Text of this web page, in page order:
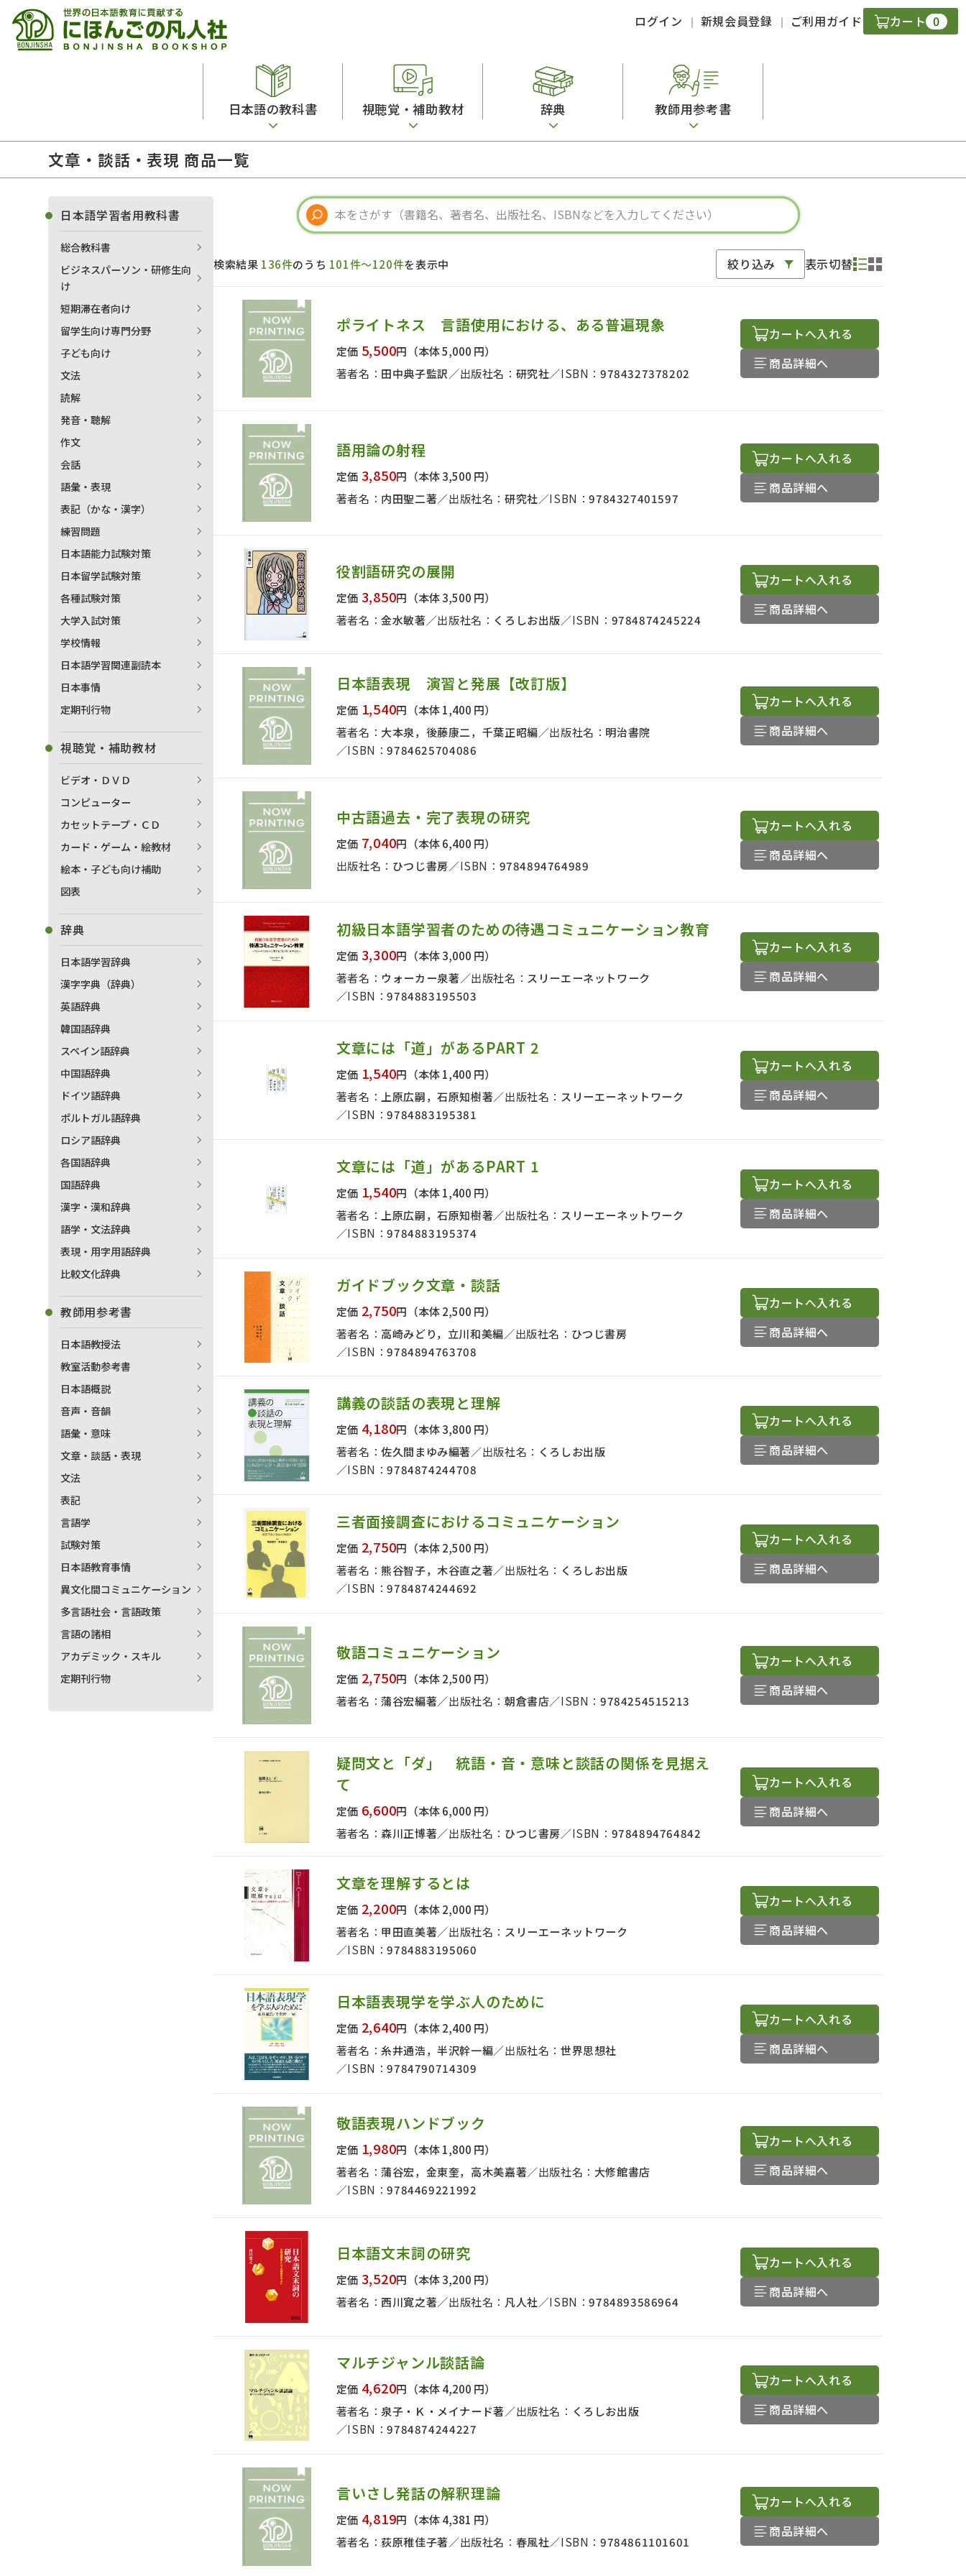
ログイン 新規会員登録 ご利用ガイド カート 0
日本語の教科書
総合教科書
留学生向け専門分野
子ども向け
文法
読解
発音・聴解
作文
練習問題
各種試験対策
日本語学習関連副読本
日本事情 定期刊行物
視聴覚・補助教材
ビデオ・ＤＶＤ
カード・ゲーム・絵教材
絵本・子ども向け補助 図表
辞典
日本語学習辞典
韓国語辞典
スペイン語辞典
中国語辞典
ドイツ語辞典
ポルトガル語辞典
ロシア語辞典
各国語辞典
語学・文法辞典
教師用参考書
日本語教授法
音声・音韻
語彙・意味
文章・談話・表現
文法
表記
言語学
試験対策
多言語社会・言語政策
定期刊行物
文章・談話・表現 商品一覧
検索結果 136件のうち 101件～120件を表示中 絞り込み 表示切替
出版社名で絞り込む
絞り込む
ポライトネス 言語使用における、ある普遍現象
定価 5,500円 （本体 5,000 円）
著者名： 田中典子監訳 出版社名： 研究社 ISBN： 9784327378202
カートへ入れる
商品詳細へ
語用論の射程
定価 3,850円 （本体 3,500 円）
著者名： 内田聖二著 出版社名： 研究社 ISBN：9784327401597
カートへ入れる
商品詳細へ
役割語研究の展開
定価 3,850円 （本体 3,500 円）
著者名：金水敏著 出版社名： くろしお出版 ISBN： 9784874245224
カートへ入れる
商品詳細へ
日本語表現 演習と発展【改訂版】
定価 1,540円 （本体 1,400 円）
著者名： 大本泉，後藤康二，千葉正昭編 出版社名： 明治書院
ISBN：9784625704086
カートへ入れる
商品詳細へ
中古語過去・完了表現の研究
定価 7,040円 （本体 6,400 円）
出版社名： ひつじ書房 ISBN： 9784894764989
カートへ入れる
商品詳細へ
初級日本語学習者のための待遇コミュニケーション教育
定価 3,300円 （本体 3,000 円）
著者名： ウォーカー泉著 出版社名： スリーエーネットワーク
ISBN：9784883195503
カートへ入れる
商品詳細へ
文章には「道」があるPART 2
定価 1,540円 （本体 1,400 円）
著者名： 上原広嗣，石原知樹著 出版社名： スリーエーネットワーク
ISBN：9784883195381
カートへ入れる
商品詳細へ
文章には「道」があるPART 1
定価 1,540円 （本体 1,400 円）
著者名： 上原広嗣，石原知樹著 出版社名： スリーエーネットワーク
ISBN：9784883195374
カートへ入れる
商品詳細へ
ガイドブック文章・談話
定価 2,750円 （本体 2,500 円）
著者名： 高崎みどり，立川和美編 出版社名： ひつじ書房
ISBN：9784894763708
カートへ入れる
商品詳細へ
講義の談話の表現と理解
定価 4,180円 （本体 3,800 円）
著者名：佐久間まゆみ編著 出版社名： くろしお出版
ISBN：9784874244708
カートへ入れる
商品詳細へ
三者面接調査におけるコミュニケーション
定価 2,750円 （本体 2,500 円）
著者名：熊谷智子，木谷直之著 出版社名： くろしお出版
ISBN：9784874244692
カートへ入れる
商品詳細へ
敬語コミュニケーション
定価 2,750円 （本体 2,500 円）
著者名：蒲谷宏編著 出版社名： 朝倉書店 ISBN： 9784254515213
カートへ入れる
商品詳細へ
疑問文と「ダ」 統語・音・意味と談話の関係を見据え
て
定価 6,600円 （本体 6,000 円）
著者名： 森川正博著 出版社名： ひつじ書房 ISBN： 9784894764842
カートへ入れる
商品詳細へ
文章を理解するとは
定価 2,200円 （本体 2,000 円）
著者名： 甲田直美著 出版社名： スリーエーネットワーク
ISBN：9784883195060
カートへ入れる
商品詳細へ
日本語表現学を学ぶ人のために
定価 2,640円 （本体 2,400 円）
著者名：糸井通浩，半沢幹一編 出版社名： 世界思想社
ISBN：9784790714309
カートへ入れる
商品詳細へ
敬語表現ハンドブック
定価 1,980円 （本体 1,800 円）
著者名：蒲谷宏，金東奎，高木美嘉著 出版社名： 大修館書店
ISBN：9784469221992
カートへ入れる
商品詳細へ
日本語文末詞の研究
定価 3,520円 （本体 3,200 円）
著者名：西川寛之著 出版社名： 凡人社 ISBN：9784893586964
カートへ入れる
商品詳細へ
マルチジャンル談話論
定価 4,620円 （本体 4,200 円）
著者名：泉子・Ｋ・メイナード著 出版社名： くろしお出版
ISBN：9784874244227
カートへ入れる
商品詳細へ
言いさし発話の解釈理論
定価 4,819円 （本体 4,381 円）
著者名： 荻原稚佳子著 出版社名： 春風社 ISBN： 9784861101601
カートへ入れる
商品詳細へ
日本語学習者用教科書
総合教科書
ビジネスパーソン・研修生向
け
短期滞在者向け
留学生向け専門分野
子ども向け
文法
読解
発音・聴解
作文
会話
語彙・表現
表記（かな・漢字）
練習問題
日本語能力試験対策
日本留学試験対策
各種試験対策
大学入試対策
学校情報
日本語学習関連副読本
日本事情
定期刊行物
視聴覚・補助教材
ビデオ・ＤＶＤ
コンピューター
カセットテープ・ＣＤ
カード・ゲーム・絵教材
絵本・子ども向け補助
図表
辞典
日本語学習辞典
漢字字典（辞典）
英語辞典
韓国語辞典
スペイン語辞典
中国語辞典
ドイツ語辞典
ポルトガル語辞典
ロシア語辞典
各国語辞典
国語辞典
漢字・漢和辞典
語学・文法辞典
表現・用字用語辞典
比較文化辞典
教師用参考書
日本語教授法
教室活動参考書
日本語概説
音声・音韻
語彙・意味
文章・談話・表現
文法
表記
言語学
試験対策
日本語教育事情
異文化間コミュニケーション
多言語社会・言語政策
言語の諸相
アカデミック・スキル
定期刊行物